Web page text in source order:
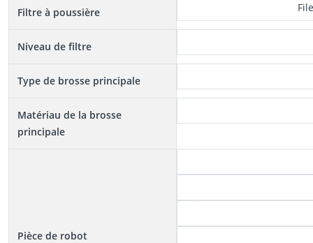
Filtre à poussière
Niveau de filtre
Type de brosse principale
Matériau de la brosse
principale
Pièce de robot